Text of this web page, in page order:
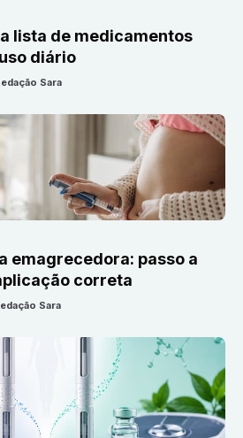
lista de medicamentos
diário
Sara
emagrecedora: passo a
correta
Sara